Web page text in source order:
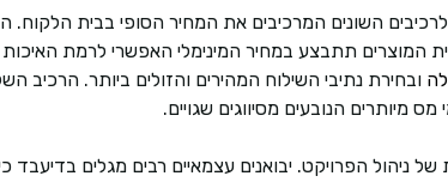
השונים המרכיבים את המחיר הסופי בבית
המוצרים תתבצע במחיר המינימלי האפשרי לרמת
ובחירת נתיבי השילוח המהירים והזולים ביותר. הרכיב
מיותרים הנובעים מסיווגים שגויים.
ניהול הפרויקט. יבואנים עצמאיים רבים מגלים בדיעבד